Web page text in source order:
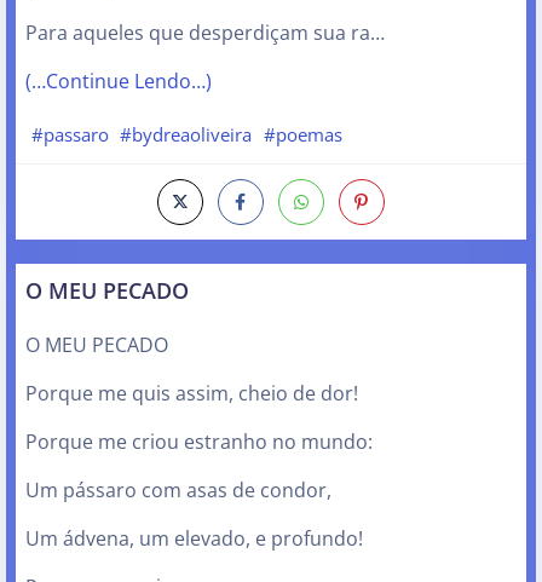
Para aqueles que desperdiçam sua ra…
(…Continue Lendo…)
#passaro #bydreaoliveira #poemas
O MEU PECADO
O MEU PECADO
Porque me quis assim, cheio de dor!
Porque me criou estranho no mundo:
Um pássaro com asas de condor,
Um ádvena, um elevado, e profundo!